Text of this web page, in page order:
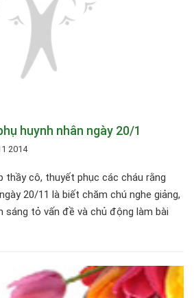
huynh nhân ngày 20/1
2014
thầy cô, thuyết phục các cháu rằng
20/11 là biết chăm chú nghe giảng,
tỏ vấn đề và chủ động làm bài